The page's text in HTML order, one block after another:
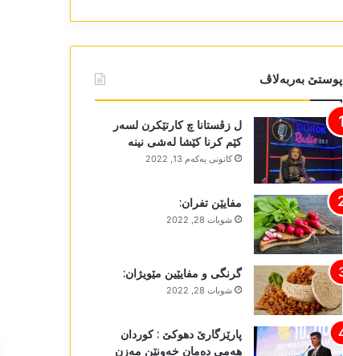
پوستێ بەربەلاڤ
ل زڤستانا چ کارتێکرن لسەر
کێم کرنا کێشا لەشی نینە
كانونی یه‌كه‌م 13, 2022
مفایێن تفران:
شوبات 28, 2022
گرنگی و مفایێین مێویژان:
شوبات 28, 2022
پارێزگارێ دھوکێ : کوردان
ھەمی دەمان خەونێن مەزن